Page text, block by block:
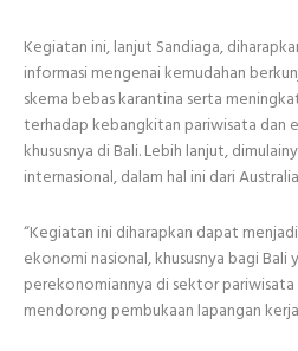
Kegiatan ini, lanjut Sandiaga,
informasi mengenai kemudahan
skema bebas karantina serta
terhadap kebangkitan pariwisata dan
khususnya di Bali. Lebih lanjut,
internasional, dalam hal ini dari
“Kegiatan ini diharapkan dapat
ekonomi nasional, khususnya bagi
perekonomiannya di sektor
mendorong pembukaan lapangan